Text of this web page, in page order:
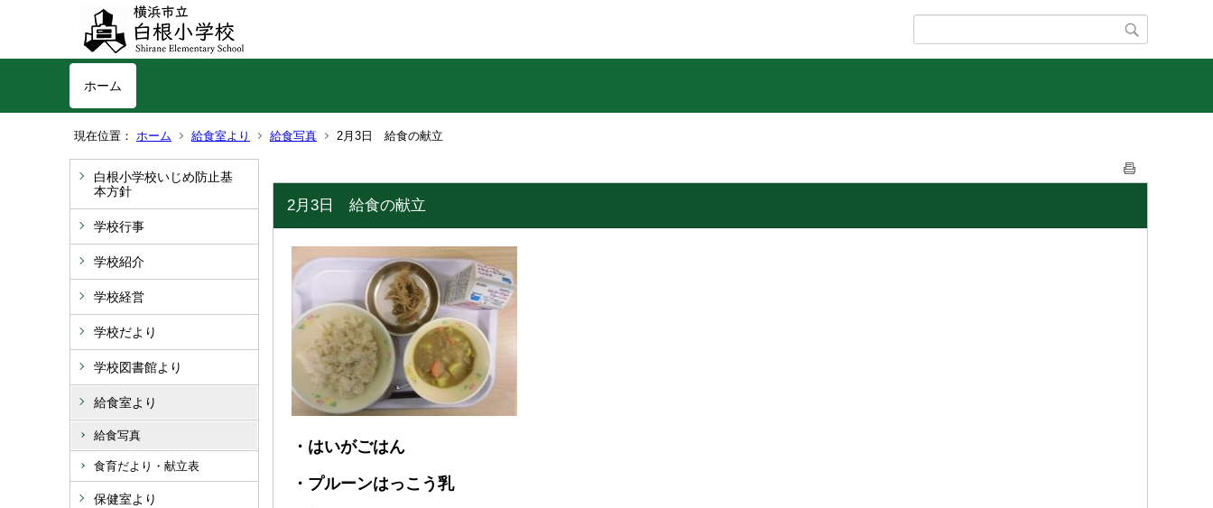
ホーム
現在位置： ホーム 給食室より 給食写真 2月3日 給食の献立
白根小学校いじめ防止基
本方針
学校行事
学校紹介
学校経営
学校だより
学校図書館より
給食室より
給食写真
食育だより・献立表
保健室より
2月3日 給食の献立
・はいがごはん
・プルーンはっこう乳